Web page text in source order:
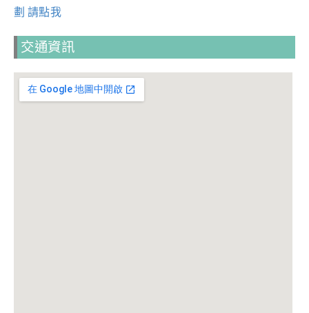
劃 請點我
交通資訊